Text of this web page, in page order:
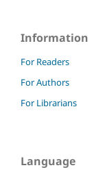
Information
For Readers
For Authors
For Librarians
Language